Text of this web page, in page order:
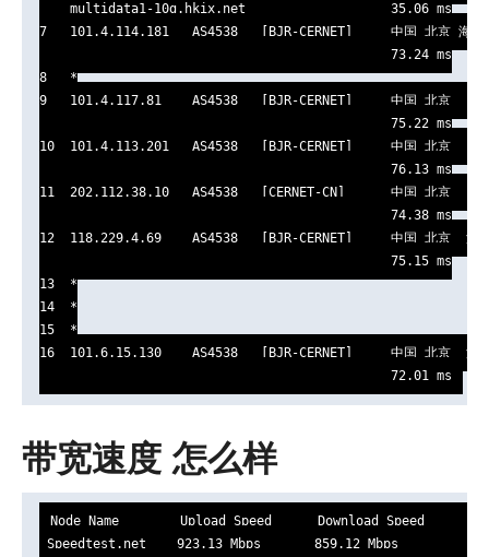
    multidata1-10g.hkix.net                   35.06 ms
7   101.4.114.181   AS4538   [BJR-CERNET]     中国 北京 海淀区
                                              73.24 ms
8   *
9   101.4.117.81    AS4538   [BJR-CERNET]     中国 北京
                                              75.22 ms
10  101.4.113.201   AS4538   [BJR-CERNET]     中国 北京
                                              76.13 ms
11  202.112.38.10   AS4538   [CERNET-CN]      中国 北京
                                              74.38 ms
12  118.229.4.69    AS4538   [BJR-CERNET]     中国 北京  海
                                              75.15 ms
13  *
14  *
15  *
16  101.6.15.130    AS4538   [BJR-CERNET]     中国 北京  海
                                              72.01 ms
带宽速度 怎么样
Node Name        Upload Speed      Download Speed
Speedtest.net    923.13 Mbps       859.12 Mbps